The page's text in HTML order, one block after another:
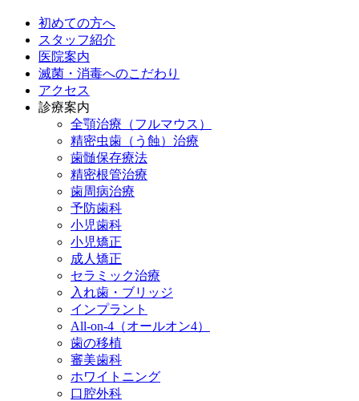
初めての方へ
スタッフ紹介
医院案内
滅菌・消毒へのこだわり
アクセス
診療案内
全顎治療（フルマウス）
精密虫歯（う蝕）治療
歯髄保存療法
精密根管治療
歯周病治療
予防歯科
小児歯科
小児矯正
成人矯正
セラミック治療
入れ歯・ブリッジ
インプラント
All-on-4（オールオン4）
歯の移植
審美歯科
ホワイトニング
口腔外科